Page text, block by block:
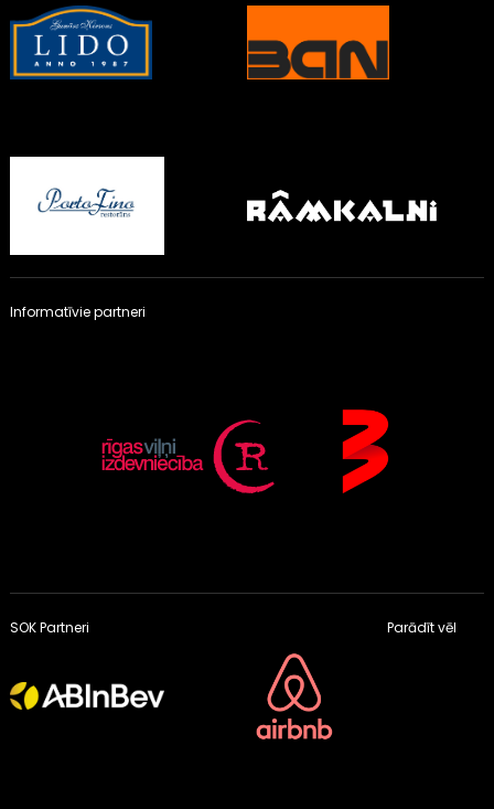
Informatīvie partneri
SOK Partneri Parādīt vēl